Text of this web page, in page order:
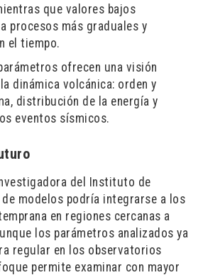
que valores bajos
procesos más graduales y
el tiempo.
ofrecen una visión
dinámica volcánica: orden y
distribución de la energía y
eventos sísmicos.
del Instituto de
modelos podría integrarse a los
en regiones cercanas a
los parámetros analizados ya
regular en los observatorios
permite examinar con mayor